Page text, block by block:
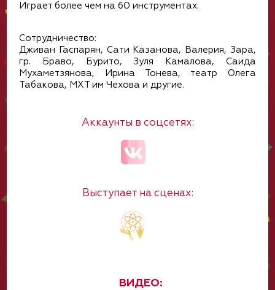
Играет более чем на 60 инструментах.
Сотрудничество:
Дживан Гаспарян, Сати Казанова, Валерия, Зара,
гр. Браво, Бурито, Зуля Камалова, Саида
Мухаметзянова, Ирина Тонева, театр Олега
Табакова, МХТ им Чехова и другие.
Аккаунты в соцсетях:
Выступает на сценах:
ВИДЕО: